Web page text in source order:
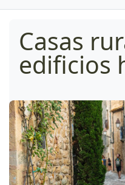
Casas
edificios